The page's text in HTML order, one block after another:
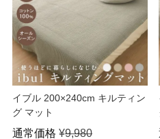
イブル 200×240cm キルティン
グ マット
通常価格 ¥9,980